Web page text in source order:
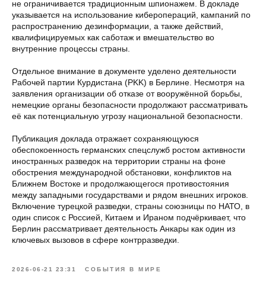
не ограничивается традиционным шпионажем. В докладе
указывается на использование киберопераций, кампаний по
распространению дезинформации, а также действий,
квалифицируемых как саботаж и вмешательство во
внутренние процессы страны.
Отдельное внимание в документе уделено деятельности
Рабочей партии Курдистана (PKK) в Берлине. Несмотря на
заявления организации об отказе от вооружённой борьбы,
немецкие органы безопасности продолжают рассматривать
её как потенциальную угрозу национальной безопасности.
Публикация доклада отражает сохраняющуюся
обеспокоенность германских спецслужб ростом активности
иностранных разведок на территории страны на фоне
обострения международной обстановки, конфликтов на
Ближнем Востоке и продолжающегося противостояния
между западными государствами и рядом внешних игроков.
Включение турецкой разведки, страны союзницы по НАТО, в
один список с Россией, Китаем и Ираном подчёркивает, что
Берлин рассматривает деятельность Анкары как один из
ключевых вызовов в сфере контрразведки.
2026-06-21 23:31 СОБЫТИЯ В МИРЕ